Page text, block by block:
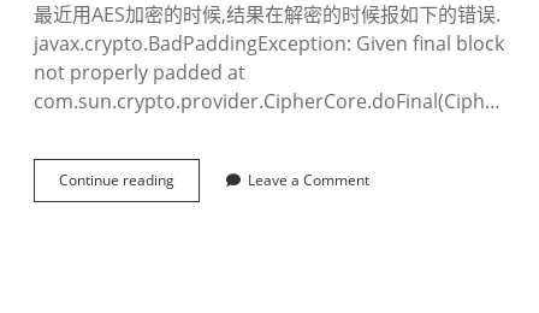
最近用AES加密的时候,结果在解密的时候报如下的错误.
javax.crypto.BadPaddingException: Given final block
not properly padded at
com.sun.crypto.provider.CipherCore.doFinal(Ciph…
Continue reading
E
Leave a Comment